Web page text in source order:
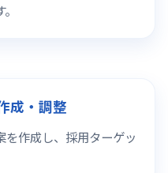
成・調整
を作成し、採用ターゲッ